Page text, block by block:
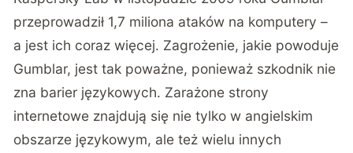
przeprowadził 1,7 miliona ataków na komputery –
a jest ich coraz więcej. Zagrożenie, jakie powoduje
Gumblar, jest tak poważne, ponieważ szkodnik nie
zna barier językowych. Zarażone strony
internetowe znajdują się nie tylko w angielskim
obszarze językowym, ale też wielu innych